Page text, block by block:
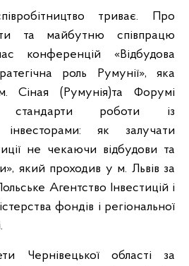
триває. Про
та майбутню співпрацю
конференцій «Відбудова
роль Румунії», яка
Сіная (Румунія)та Форумі
стандарти роботи із
інвесторами: як залучати
не чекаючи відбудови та
який проходив у м. Львів за
Агентство Інвестицій і
фондів і регіональної
Чернівецької області за